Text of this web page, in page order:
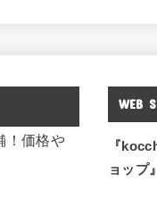
！価格や
WEB
『
ョップ』